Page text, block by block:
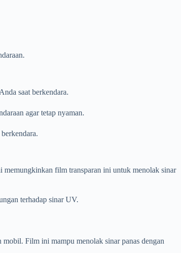
saat berkendara.
agar tetap nyaman.
film transparan ini untuk menolak sinar
terhadap sinar UV.
Film ini mampu menolak sinar panas dengan